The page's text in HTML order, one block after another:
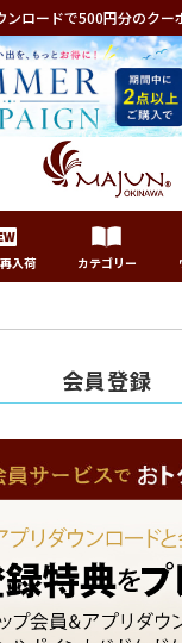
ンロードで500円分のクー
入荷 カテゴリー
会員登録